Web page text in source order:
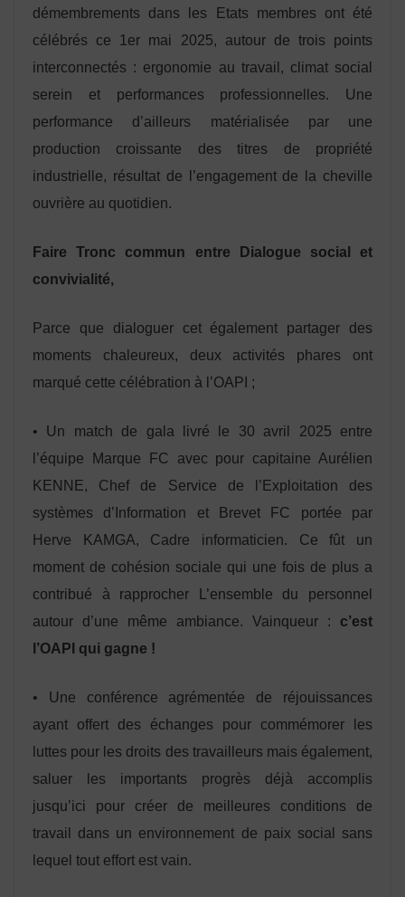
démembrements dans les Etats membres ont été
célébrés ce 1er mai 2025, autour de trois points
interconnectés : ergonomie au travail, climat social
serein et performances professionnelles. Une
performance d’ailleurs matérialisée par une
production croissante des titres de propriété
industrielle, résultat de l’engagement de la cheville
ouvrière au quotidien.
Faire Tronc commun entre Dialogue social et
convivialité,
Parce que dialoguer cet également partager des
moments chaleureux, deux activités phares ont
marqué cette célébration à l’OAPI ;
• Un match de gala livré le 30 avril 2025 entre
l’équipe Marque FC avec pour capitaine Aurélien
KENNE, Chef de Service de l’Exploitation des
systèmes d’Information et Brevet FC portée par
Herve KAMGA, Cadre informaticien. Ce fût un
moment de cohésion sociale qui une fois de plus a
contribué à rapprocher L’ensemble du personnel
autour d’une même ambiance. Vainqueur : c’est
l’OAPI qui gagne !
• Une conférence agrémentée de réjouissances
ayant offert des échanges pour commémorer les
luttes pour les droits des travailleurs mais également,
saluer les importants progrès déjà accomplis
jusqu’ici pour créer de meilleures conditions de
travail dans un environnement de paix social sans
lequel tout effort est vain.